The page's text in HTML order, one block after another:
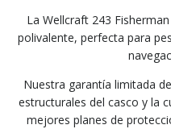
La Wellcraft 243
polivalente, perfecta para
Nuestra garantía limitada
estructurales del casco y la
mejores planes de